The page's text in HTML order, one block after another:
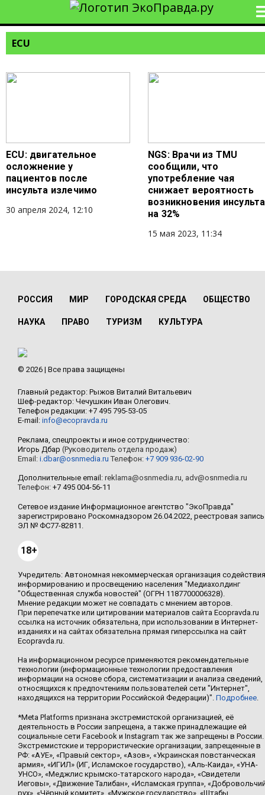
ECU
ECU: двигательное
осложнение у
пациентов после
инсульта излечимо
30 апреля 2024, 12:10
NGS: Врачи из TMU
сообщили, что
употребление чая
снижает вероятность
возникновения инсульта
на 32%
15 мая 2023, 11:34
РОССИЯ МИР ГОРОДСКАЯ СРЕДА ОБЩЕСТВО
НАУКА ПРАВО ТУРИЗМ КУЛЬТУРА
© 2026 | Все права защищены
Главный редактор: Рыжов Виталий Витальевич
Шеф-редактор: Чечушкин Иван Олегович.
Телефон редакции: +7 495 795-53-05
E-mail: info@ecopravda.ru
Реклама, спецпроекты и иное сотрудничество:
Игорь Дбар (Руководитель отдела продаж)
Email: i.dbar@osnmedia.ru Телефон: +7 909 936-02-90
Дополнительные email: reklama@osnmedia.ru, adv@osnmedia.ru
Телефон: +7 495 004-56-11
Сетевое издание Информационное агентство "ЭкоПравда"
зарегистрировано Роскомнадзором 26.04.2022, реестровая запись
ЭЛ № ФС77-82811.
18+
Учредитель: Автономная некоммерческая организация содействия
информированию и просвещению населения "Медиахолдинг
"Общественная служба новостей" (ОГРН 1187700006328).
Мнение редакции может не совпадать с мнением авторов.
При перепечатке или цитировании материалов сайта Ecopravda.ru
ссылка на источник обязательна, при использовании в Интернет-
изданиях и на сайтах обязательна прямая гиперссылка на сайт
Ecopravda.ru.
На информационном ресурсе применяются рекомендательные
технологии (информационные технологии предоставления
информации на основе сбора, систематизации и анализа сведений,
относящихся к предпочтениям пользователей сети "Интернет",
находящихся на территории Российской Федерации)". Подробнее.
*Meta Platforms признана экстремистской организацией, её
деятельность в России запрещена, а также принадлежащие ей
социальные сети Facebook и Instagram так же запрещены в России.
Экстремистские и террористические организации, запрещенные в
РФ: «АУЕ», «Правый сектор», «Азов», «Украинская повстанческая
армия», «ИГИЛ» (ИГ, Исламское государство), «Аль-Каида», «УНА-
УНСО», «Меджлис крымско-татарского народа», «Свидетели
Иеговы», «Движение Талибан», «Исламская группа»,
рух», «Чёрный комитет», «Мужское государство», «Штабы